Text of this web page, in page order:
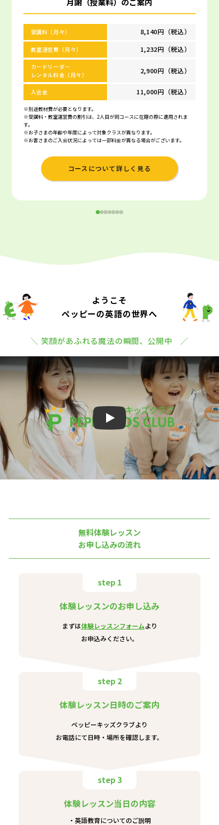
受講料（月々） 8,140円（税込）
教室運営費（月々） 1,232円（税込）
カードリーダー
レンタル料金（月々）
2,900円（税込）
入会金 11,000円（税込）
※別途教材費が必要となります。
※受講料・教室運営費の割引は、2人目が同コースに在籍の際に適用されま
す。
※お子さまの年齢や年度によって対象クラスが異なります。
※お客さまのご入会状況によっては一部料金が異なる場合がございます。
コースについて詳しく見る
ようこそ
ペッピーの英語の世界へ
＼ 笑顔があふれる魔法の瞬間、公開中 ／
Play
無料体験レッスン
お申し込みの流れ
step 1
体験レッスンのお申し込み
まずは体験レッスンフォームより
お申込みください。
step 2
体験レッスン日時のご案内
ペッピーキッズクラブより
お電話にて日時・場所を確認します。
step 3
体験レッスン当日の内容
英語教育についてのご説明